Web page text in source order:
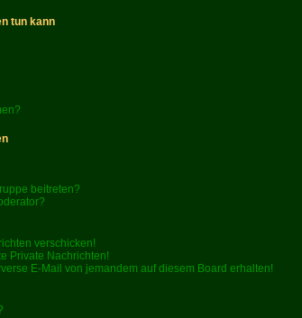
tun kann
beitreten?
verschicken!
Private Nachrichten!
E-Mail von jemandem auf diesem Board erhalten!